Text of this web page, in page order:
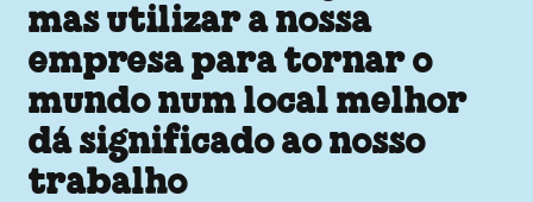
mas utilizar a nossa
empresa para tornar o
mundo num local melhor
dá significado ao nosso
trabalho